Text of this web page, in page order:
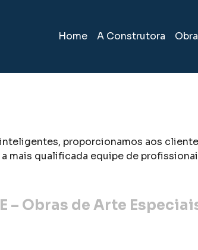
Home A Construtora
proporcionamos aos
mais qualificada equipe de
– Obras de Arte